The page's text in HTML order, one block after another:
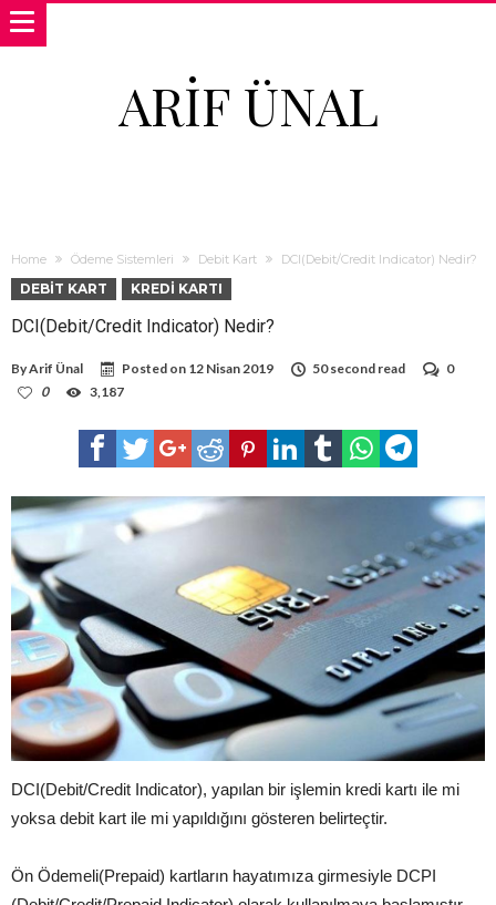
ARIF ÜNAL
Home Ödeme Sistemleri Debit Kart DCI(Debit/Credit Indicator) Nedir?
DEBIT KART KREDI KARTI
DCI(Debit/Credit Indicator) Nedir?
ByArif Ünal Posted on 12 Nisan 2019 50 second read
0
0
3,187
DCI(Debit/Credit Indicator), yapılan bir işlemin kredi kartı ile mi
yoksa debit kart ile mi yapıldığını gösteren belirteçtir.
Ön Ödemeli(Prepaid) kartların hayatımıza girmesiyle DCPI